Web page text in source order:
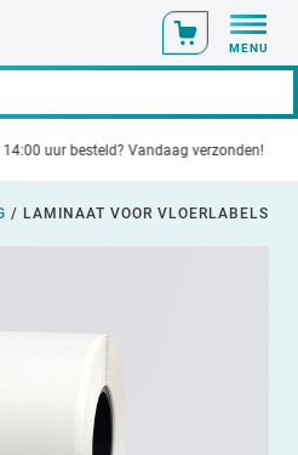
MENU
Vandaag verzonden!
/ LAMINAAT VOOR VLOERLABELS